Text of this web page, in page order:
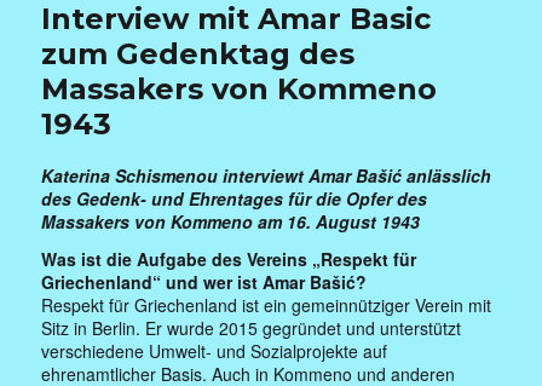
Interview mit Amar Basic
zum Gedenktag des
Massakers von Kommeno
1943
Katerina Schismenou interviewt Amar Bašić anlässlich
des Gedenk- und Ehrentages für die Opfer des
Massakers von Kommeno am 16. August 1943
Was ist die Aufgabe des Vereins „Respekt für
Griechenland“ und wer ist Amar Bašić?
Respekt für Griechenland ist ein gemeinnütziger Verein mit
Sitz in Berlin. Er wurde 2015 gegründet und unterstützt
verschiedene Umwelt- und Sozialprojekte auf
ehrenamtlicher Basis. Auch in Kommeno und anderen